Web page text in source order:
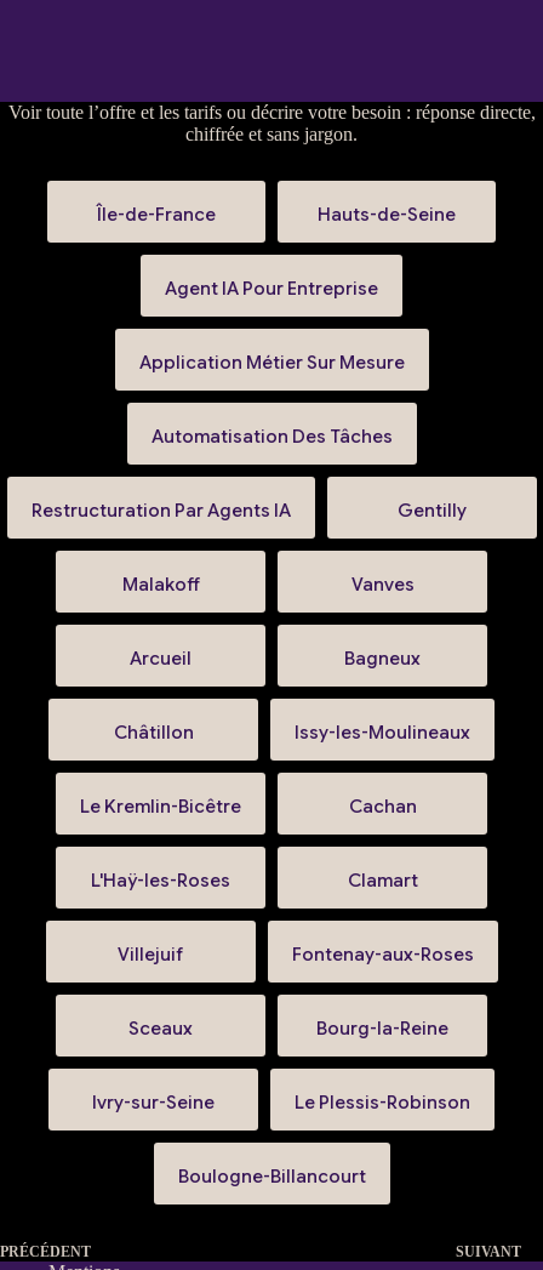
Voirtoute l’offre et les tarifsou décrire votre besoin : réponse directe,
chiffrée et sans jargon.
Île-de-France Hauts-de-Seine
Agent IA Pour Entreprise
Application Métier Sur Mesure
Automatisation Des Tâches
Restructuration Par Agents IA Gentilly
Malakoff Vanves
Arcueil Bagneux
Châtillon Issy-les-Moulineaux
Le Kremlin-Bicêtre Cachan
L'Haÿ-les-Roses Clamart
Villejuif Fontenay-aux-Roses
Sceaux Bourg-la-Reine
Ivry-sur-Seine Le Plessis-Robinson
Boulogne-Billancourt
PRÉCÉDENT SUIVANT